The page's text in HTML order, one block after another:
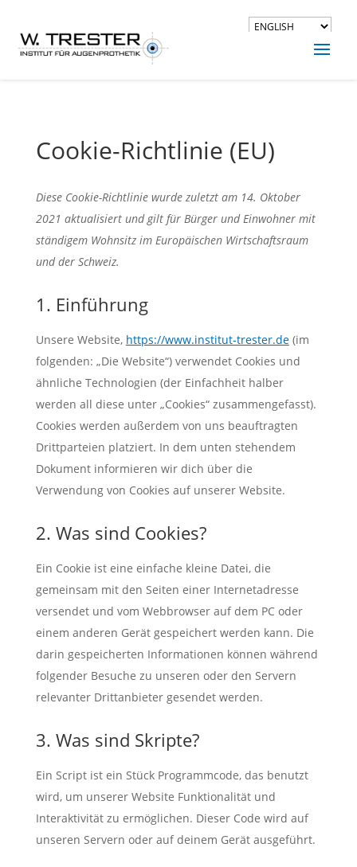
Cookie-Richtlinie (EU)
Diese Cookie-Richtlinie wurde zuletzt am 14. Oktober
2021 aktualisiert und gilt für Bürger und Einwohner mit
ständigem Wohnsitz im Europäischen Wirtschaftsraum
und der Schweiz.
1. Einführung
Unsere Website, https://www.institut-trester.de(im
folgenden: „Die Website“) verwendet Cookies und
ähnliche Technologien (der Einfachheit halber
werden all diese unter „Cookies“ zusammengefasst).
Cookies werden außerdem von uns beauftragten
Drittparteien platziert. In dem unten stehendem
Dokument informieren wir dich über die
Verwendung von Cookies auf unserer Website.
2. Was sind Cookies?
Ein Cookie ist eine einfache kleine Datei, die
gemeinsam mit den Seiten einer Internetadresse
versendet und vom Webbrowser auf dem PC oder
einem anderen Gerät gespeichert werden kann. Die
darin gespeicherten Informationen können während
folgender Besuche zu unseren oder den Servern
relevanter Drittanbieter gesendet werden.
3. Was sind Skripte?
Ein Script ist ein Stück Programmcode, das benutzt
wird, um unserer Website Funktionalität und
Interaktivität zu ermöglichen. Dieser Code wird auf
unseren Servern oder auf deinem Gerät ausgeführt.